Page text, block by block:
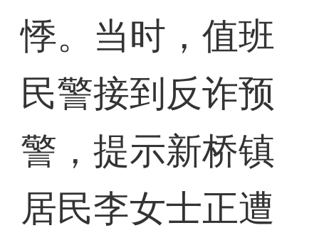
悸。当时，值班
民警接到反诈预
警，提示新桥镇
居民李女士正遭